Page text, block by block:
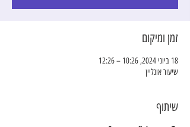
זמן ומיקום
18 ביוני 2024, 10:26 – 12:26
שיעור אונליין
שיתוף